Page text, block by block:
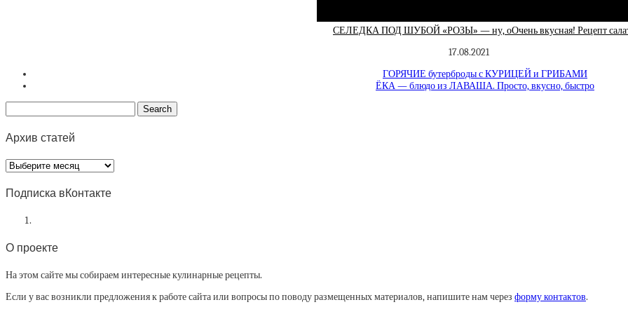
СЕЛЕДКА ПОД ШУБОЙ «РОЗЫ» — ну, оОчень вкусная! Рецепт
17.08.2021
ГОРЯЧИЕ бутерброды с КУРИЦЕЙ и ГРИБАМИ
ЁКА — блюдо из ЛАВАША. Просто, вкусно, быстро
Архив статей
Архив
статей
Подписка вКонтакте
О проекте
На этом сайте мы собираем интересные кулинарные рецепты.
Если у вас возникли предложения к работе сайта или вопросы по поводу размещенных материалов, напишите нам через форму контактов.